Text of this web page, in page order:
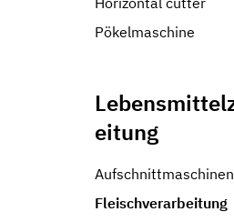
Pökelmaschine
Lebensmittelzuber
eitung
Aufschnittmaschinen
Fleischverarbeitung